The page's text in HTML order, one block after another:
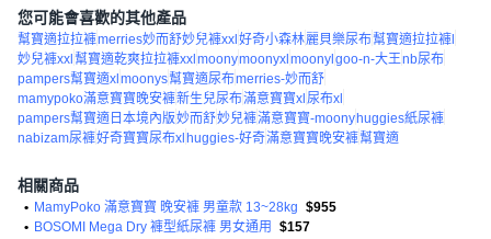
您可能會喜歡的其他產品
幫寶適拉拉褲merries妙而舒妙兒褲xxl 好奇小森林麗貝樂尿布幫寶適拉拉褲l
妙兒褲xxl 幫寶適乾爽拉拉褲xxl moonymoonyxl moonyl goo-n-大王nb尿布
pampers幫寶適xl moonys幫寶適尿布merries-妙而舒
mamypoko滿意寶寶晚安褲新生兒尿布滿意寶寶xl 尿布xl
pampers幫寶適日本境內版妙而舒妙兒褲滿意寶寶-moony huggies紙尿褲
nabizam尿褲好奇寶寶尿布xl huggies-好奇滿意寶寶晚安褲幫寶適
相關商品
• MamyPoko 滿意寶寶 晚安褲 男童款 13~28kg $955
• BOSOMI Mega Dry 褲型紙尿褲 男女通用
$157